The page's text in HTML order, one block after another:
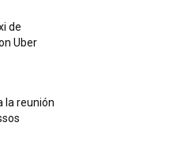
de
Uber
la reunión